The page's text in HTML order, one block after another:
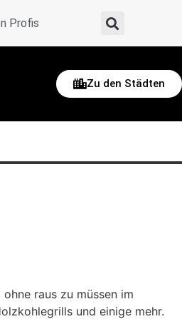
Profis
Zu den Städten
raus zu müssen im
und einige mehr.